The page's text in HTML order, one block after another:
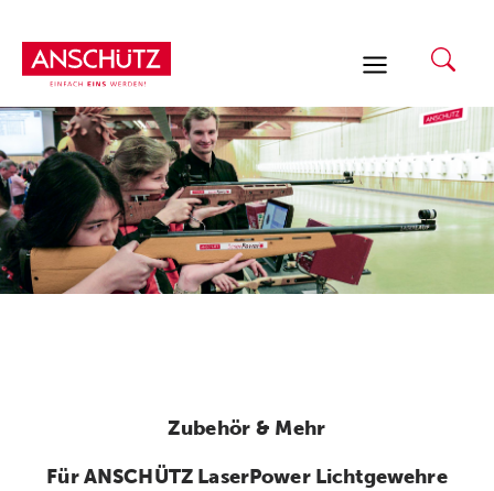
Inhalt
springen
Zubehör & Mehr
Für ANSCHÜTZ LaserPower Lichtgewehre